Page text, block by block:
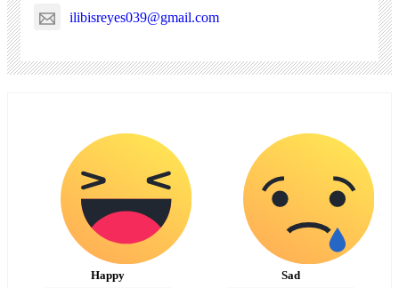
ilibisreyes039@gmail.com
Happy Sad